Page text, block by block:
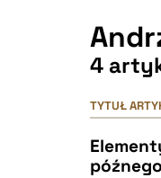
4
TYTUŁ